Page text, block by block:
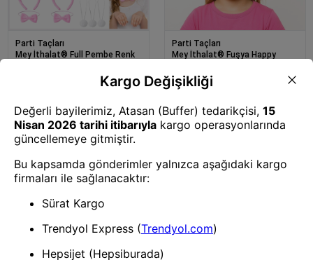
Parti Taçları
Mey İthalat® Full Pembe Renk
6&amp;#39;lı Set Taç Papyon
Parti Taçları
Mey İthalat® Fuşya Happy
Günü Taç Aksesuarı